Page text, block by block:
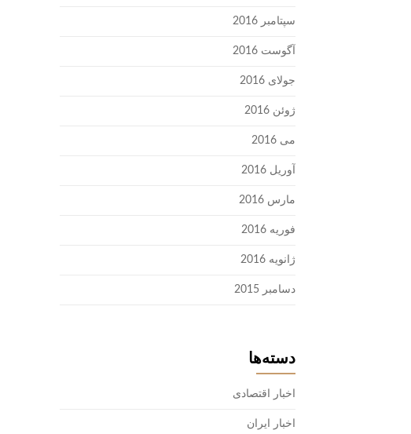
سپتامبر 2016
آگوست 2016
جولای 2016
ژوئن 2016
می 2016
آوریل 2016
مارس 2016
فوریه 2016
ژانویه 2016
دسامبر 2015
دسته‌ها
اخبار اقتصادی
اخبار ایران